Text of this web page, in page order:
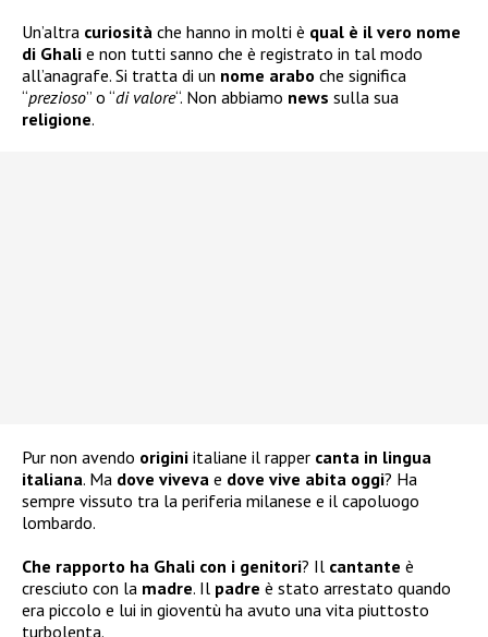
Un’altra curiosità che hanno in molti è qual è il vero nome
di Ghali e non tutti sanno che è registrato in tal modo
all’anagrafe. Si tratta di un nome arabo che significa
“prezioso” o “di valore“. Non abbiamo news sulla sua
religione.
Pur non avendo origini italiane il rapper canta in lingua
italiana. Ma dove viveva e dove vive abita oggi? Ha
sempre vissuto tra la periferia milanese e il capoluogo
lombardo.
Che rapporto ha Ghali con i genitori? Il cantante è
cresciuto con la madre. Il padre è stato arrestato quando
era piccolo e lui in gioventù ha avuto una vita piuttosto
turbolenta.